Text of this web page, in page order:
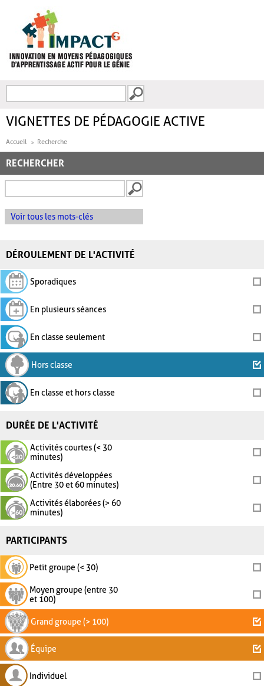
FORMULAIRE DE
VIGNETTES DE PÉDAGOGIE ACTIVE
Accueil Recherche
RECHERCHER
Voir tous les mots-clés
DÉROULEMENT DE L'ACTIVITÉ
Sporadiques
En plusieurs séances
En classe seulement
Hors classe
En classe et hors classe
DURÉE DE L'ACTIVITÉ
Activités courtes (< 30
minutes)
Activités développées
(Entre 30 et 60 minutes)
Activités élaborées (> 60
minutes)
PARTICIPANTS
Petit groupe (< 30)
Moyen groupe (entre 30
et 100)
Grand groupe (> 100)
Équipe
Individuel